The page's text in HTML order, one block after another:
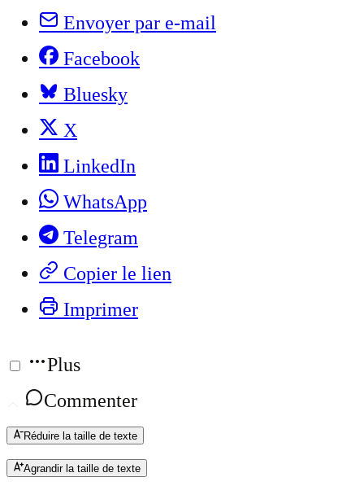
Envoyer par e-mail
Facebook
Bluesky
X
LinkedIn
WhatsApp
Telegram
Copier le lien
Imprimer
Plus
Commenter
Réduire la taille de texte
Agrandir la taille de texte